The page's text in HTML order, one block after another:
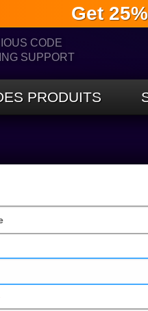
Get
CODE
SUPPORT
PRODUITS